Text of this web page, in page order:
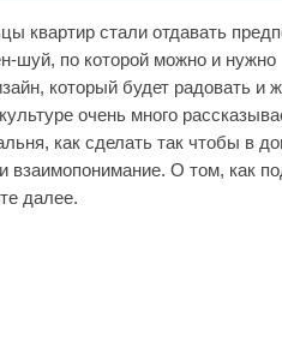
квартир стали отдавать
шуй, по которой можно и нужно
который будет радовать и
очень много
как сделать так чтобы в
взаимопонимание. О том, как
далее.